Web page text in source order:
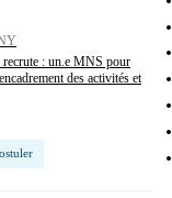
recrute : un.e MNS pour
des activités et